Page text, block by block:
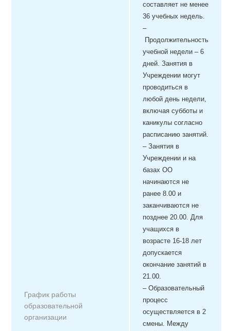
График работы
образовательной
организации
составляет не менее
36 учебных недель.
–
Продолжительность
учебной недели – 6
дней. Занятия в
Учреждении могут
проводиться в
любой день недели,
включая субботы и
каникулы согласно
расписанию занятий.
–Занятия в
Учреждении и на
базах ОО
начинаются не
ранее 8.00 и
заканчиваются не
позднее 20.00. Для
учащихся в
возрасте 16-18 лет
допускается
окончание занятий в
21.00.
–Образовательный
процесс
осуществляется в 2
смены. Между